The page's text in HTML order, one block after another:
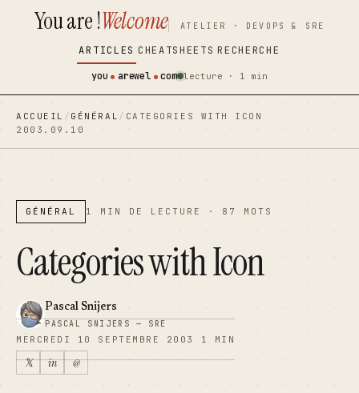
contenu
principal
contenu
principal
You are !Welcome ATELIER · DEVOPS & SRE
ARTICLES CHEATSHEETS RECHERCHE
you
arewel com lecture · 1 min
ACCUEIL / GÉNÉRAL / CATEGORIES WITH ICON
2003.09.10
GÉNÉRAL 1 MIN DE LECTURE · 87 MOTS
Categories with Icon
Pascal Snijers
PASCAL SNIJERS — SRE
MERCREDI 10 SEPTEMBRE 2003 1 MIN
𝕏 in @